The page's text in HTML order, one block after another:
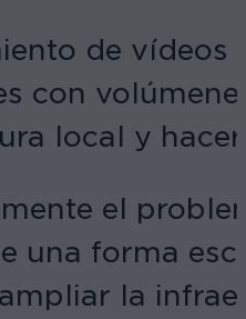
de vídeos
con
local y
el
una forma
la